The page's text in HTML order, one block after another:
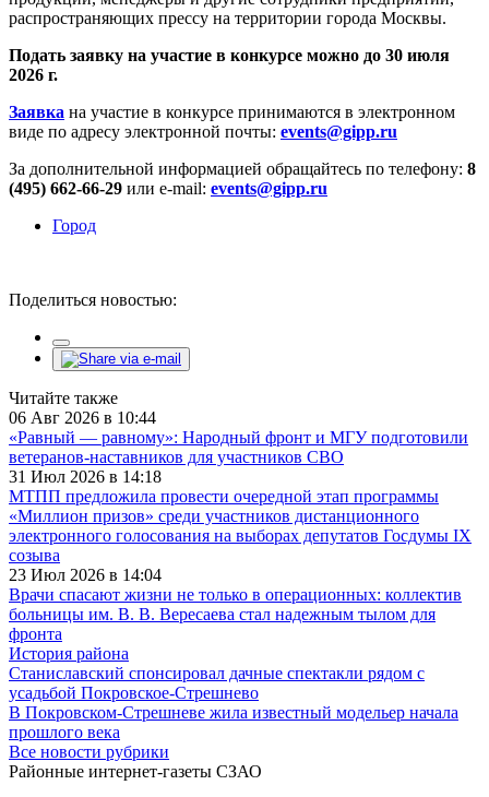
распространяющих прессу на территории города Москвы.
Подать заявку на участие в конкурсе можно до 30 июля
2026 г.
Заявка на участие в конкурсе принимаются в электронном
виде по адресу электронной почты: events@gipp.ru
За дополнительной информацией обращайтесь по телефону: 8
(495) 662-66-29 или e-mail: events@gipp.ru
Город
Поделиться новостью:
Читайте также
06 Авг 2026 в 10:44
«Равный — равному»: Народный фронт и МГУ подготовили
ветеранов-наставников для участников СВО
31 Июл 2026 в 14:18
МТПП предложила провести очередной этап программы
«Миллион призов» среди участников дистанционного
электронного голосования на выборах депутатов Госдумы IX
созыва
23 Июл 2026 в 14:04
Врачи спасают жизни не только в операционных: коллектив
больницы им. В. В. Вересаева стал надежным тылом для
фронта
История района
Станиславский спонсировал дачные спектакли рядом с
усадьбой Покровское-Стрешнево
В Покровском-Стрешневе жила известный модельер начала
прошлого века
Все новости рубрики
Районные интернет-газеты СЗАО